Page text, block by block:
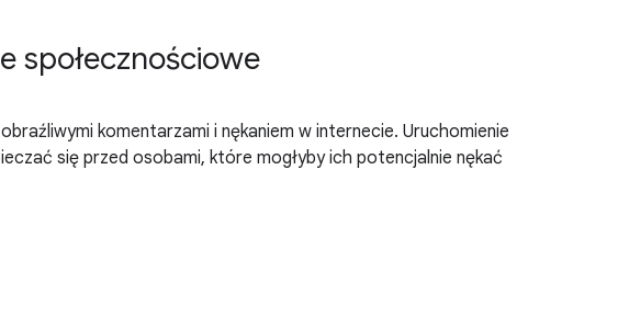
społecznościowe
komentarzami i nękaniem w internecie. Uruchomienie
się przed osobami, które mogłyby ich potencjalnie nękać